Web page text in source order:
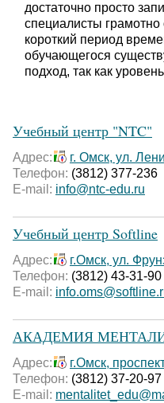
достаточно просто
специалисты грамотно
короткий период
обучающегося
подход, так как
Учебный центр "NTC"
Адрес:
г. Омск, ул.
Телефон: (3812) 377-236
E-mail: info@ntc-edu.ru
Учебный центр Softline
Адрес:
г.Омск, ул.
Телефон: (3812) 43-31-90
E-mail:
АКАДЕМИЯ
Адрес:
г.Омск,
Телефон: (3812) 37-20-97
E-mail: